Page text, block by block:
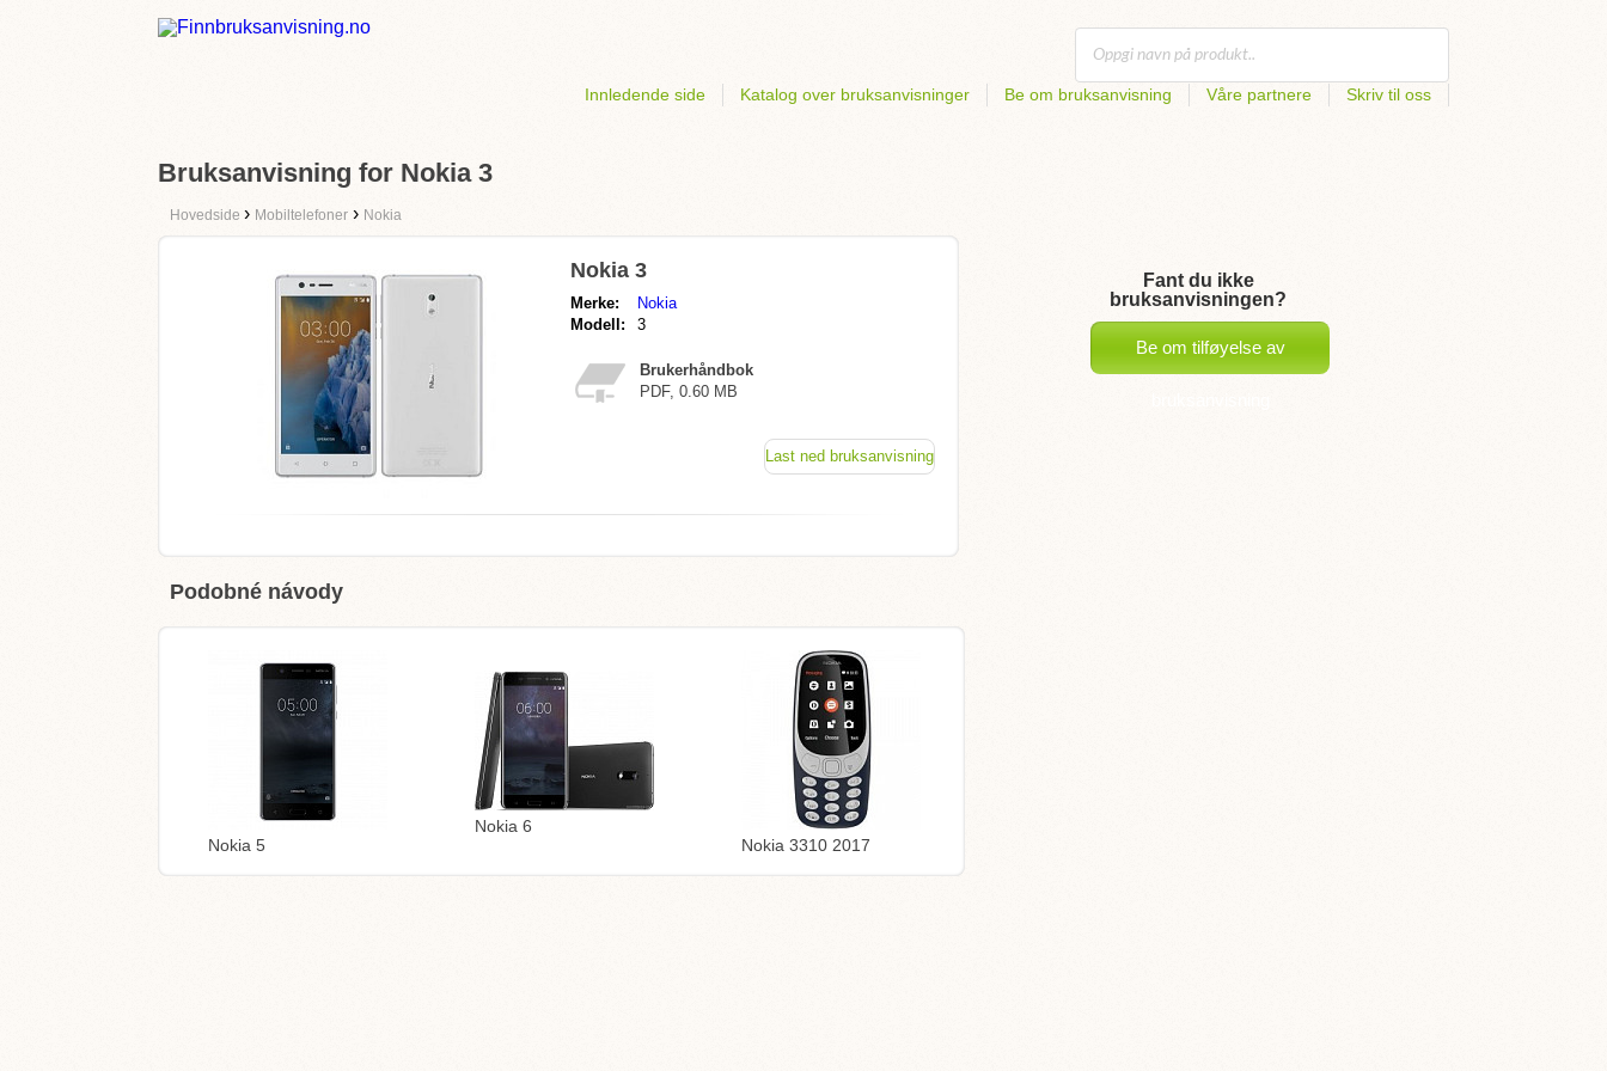
Innledende side Katalog over bruksanvisninger Be om bruksanvisning Våre partnere Skriv til oss
Bruksanvisning for Nokia 3
Hovedside › Mobiltelefoner › Nokia
Nokia 3
Merke:
Nokia
Modell:
3
Brukerhåndbok
PDF, 0.60 MB
Last ned bruksanvisning
Podobné návody
Nokia 5
Nokia 6
Nokia 3310 2017
Fant du ikke
bruksanvisningen?
Be om tilføyelse av